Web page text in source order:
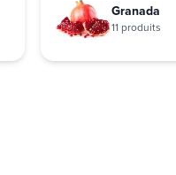
Granada
11 produits